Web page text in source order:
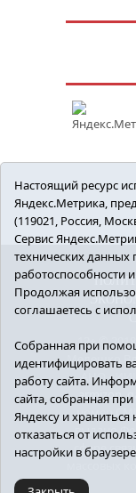
12+ ©
Мелешко
АНО «ИИЦ
номер
выдано
сфере
Настоящий ресурс
Яндекс.Метрика,
(119021, Россия,
Сервис
технических данных
работоспособности
Продолжая
соглашаетесь с
Собранная при
идентифицировать
работу сайта.
сайта, собранная
Яндексу и
отказаться от
настройки в